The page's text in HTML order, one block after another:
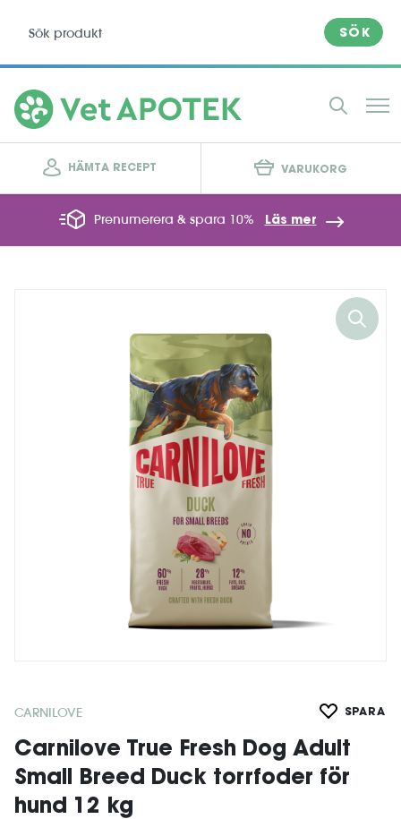
SÖK
HÄMTA RECEPT VARUKORG
Prenumerera & spara 10% Läs mer
CARNILOVE SPARA
Carnilove True Fresh Dog Adult
Small Breed Duck torrfoder för
hund 12 kg